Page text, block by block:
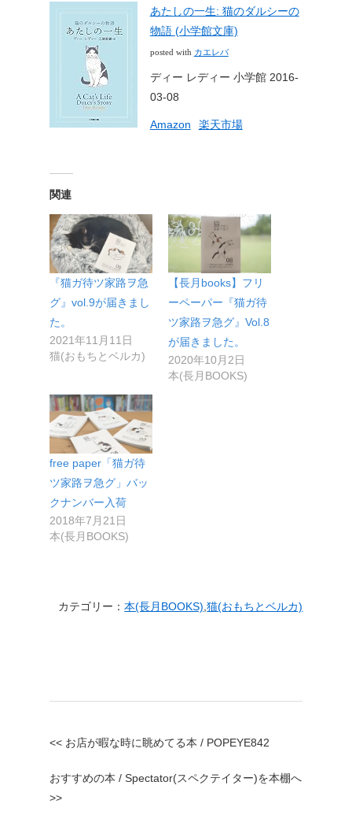
あたしの一生: 猫のダルシーの
物語 (小学館文庫)
posted with カエレバ
ディー レディー 小学館 2016-
03-08
Amazon 楽天市場
関連
『猫ガ待ツ家路ヲ急
グ』vol.9が届きまし
た。
2021年11月11日
猫(おもちとベルカ)
【長月books】フリ
ーペーパー『猫ガ待
ツ家路ヲ急グ』Vol.8
が届きました。
2020年10月2日
本(長月BOOKS)
free paper「猫ガ待
ツ家路ヲ急グ」バッ
クナンバー入荷
2018年7月21日
本(長月BOOKS)
カテゴリー：本(長月BOOKS) ,猫(おもちとベルカ)
<< お店が暇な時に眺めてる本 / POPEYE842
おすすめの本 / Spectator(スペクテイター)を本棚へ
>>